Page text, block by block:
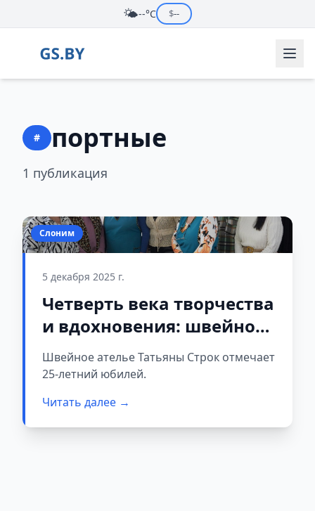
🌤️--°C $--
# портные
1 публикация
Слоним
5 декабря 2025 г.
Четверть века творчества
и вдохновения: швейное
ателье в Слониме
отмечает свой юбилей
Швейное ателье Татьяны Строк отмечает
25-летний юбилей.
Читать далее →